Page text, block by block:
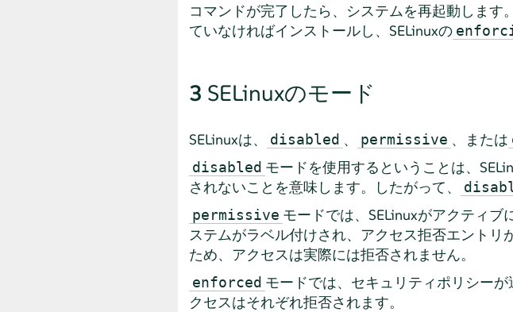
コマンドが完了したら、システムを再起動します
ていなければインストールし、SELinuxの
3 SELinuxのモード
SELinuxは、 disabled 、 permissive 、または
disabled モードを使用するということは、
されないことを意味します。したがって、
permissive モードでは、SELinuxがアクティ
ステムがラベル付けされ、アクセス拒否エント
ため、アクセスは実際には拒否されません。
enforced モードでは、セキュリティポリシー
クセスはそれぞれ拒否されます。